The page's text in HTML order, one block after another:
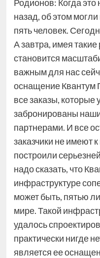
Родионов: Когда это
назад, об этом
пять человек.
А завтра, имея
становится
важным для нас
оснащение Квантум
все заказы, которые
забронированы
партнерами. И все
заказчики не имеют
построили
надо сказать, что
инфраструктуре
может быть, пятью
мире. Такой
удалось
практически нигде
является ее